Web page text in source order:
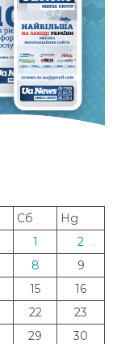
Сб
Нд
1
2
8
9
15
16
22
23
29
30